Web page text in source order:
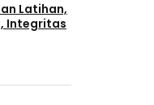
Latihan,
Integritas